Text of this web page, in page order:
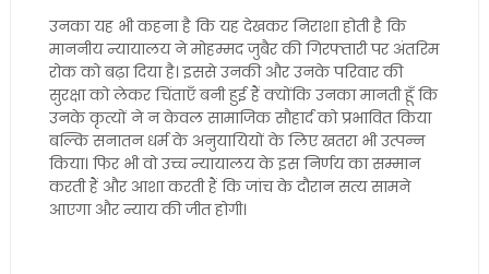
उनका यह भी कहना है कि यह देखकर निराशा होती है कि
माननीय न्यायालय ने मोहम्मद जुबैर की गिरफ्तारी पर अंतरिम
रोक को बढ़ा दिया है। इससे उनकी और उनके परिवार की
सुरक्षा को लेकर चिंताएँ बनी हुई हैं क्योंकि उनका मानती हूँ कि
उनके कृत्यों ने न केवल सामाजिक सौहार्द को प्रभावित किया
बल्कि सनातन धर्म के अनुयायियों के लिए खतरा भी उत्पन्न
किया। फिर भी वो उच्च न्यायालय के इस निर्णय का सम्मान
करती हैं और आशा करती हैं कि जांच के दौरान सत्य सामने
आएगा और न्याय की जीत होगी।